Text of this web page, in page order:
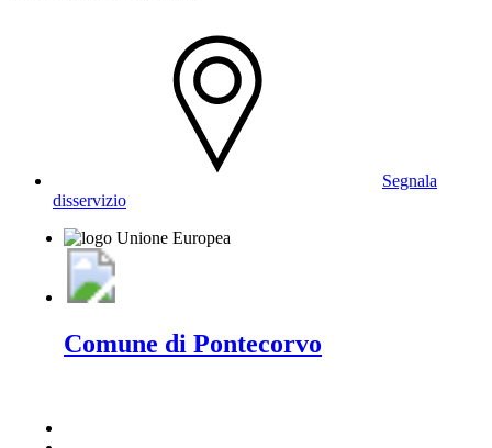
Segnala
disservizio
Comune di Pontecorvo